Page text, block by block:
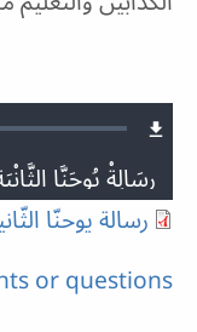
رسالة يوحنّا
or questions